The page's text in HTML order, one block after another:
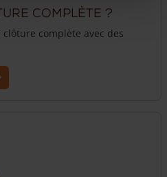
avec pointés ne conviennent
de 7-9 cm. Nous pouvons
s’insèrent parfaitement dans le
complète ?
complète avec des